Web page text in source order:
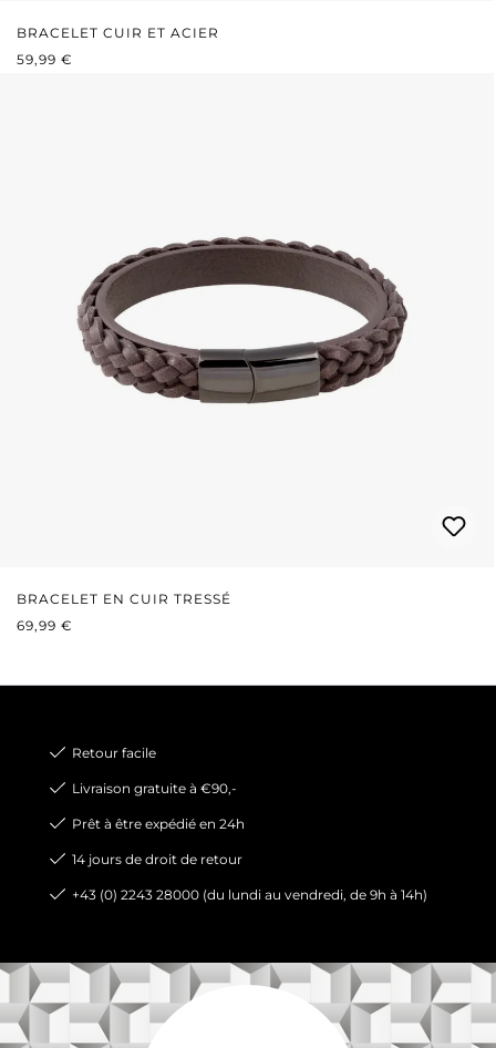
BRACELET CUIR ET ACIER
PRIX RÉGULIER :
59,99 €
BRACELET EN CUIR TRESSÉ
PRIX RÉGULIER :
69,99 €
Retour facile
Livraison gratuite à €90,-
Prêt à être expédié en 24h
14 jours de droit de retour
+43 (0) 2243 28000 (du lundi au vendredi, de 9h à 14h)